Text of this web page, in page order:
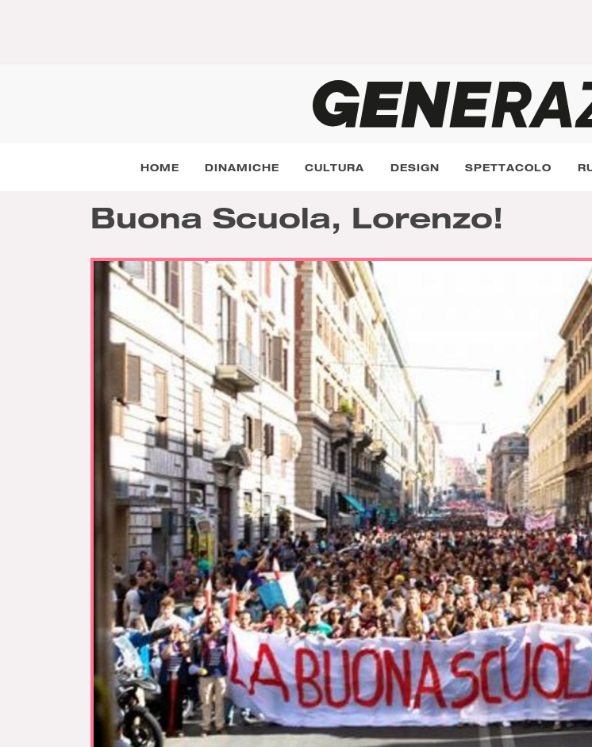
HOME DINAMICHE CULTURA DESIGN SPETTACOLO
Buona Scuola, Lorenzo!